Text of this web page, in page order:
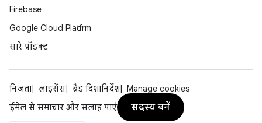
Firebase
Google Cloud Platform
सारे प्रॉडक्ट
निजता लाइसेंस ब्रैंड दिशानिर्देश
Manage cookies
ईमेल से समाचार और सलाह पाएं
सदस्य बनें